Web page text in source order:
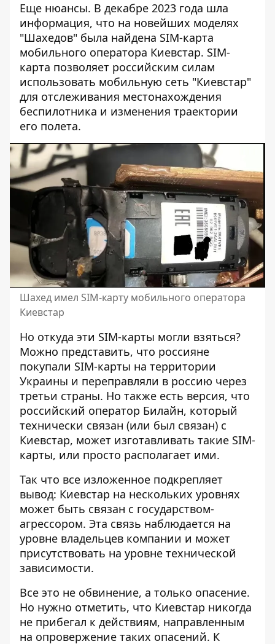
Еще нюансы. В декабре 2023 года шла
информация, что на новейших моделях
"Шахедов" была найдена SIM-карта
мобильного оператора Киевстар. SIM-
карта позволяет российским силам
использовать мобильную сеть "Киевстар"
для отслеживания местонахождения
беспилотника и изменения траектории
его полета.
Шахед имел SIM-карту мобильного оператора
Киевстар
Но откуда эти SIM-карты могли взяться?
Можно представить, что россияне
покупали SIM-карты на территории
Украины и переправляли в россию через
третьи страны. Но также есть версия, что
российский оператор Билайн, который
технически связан (или был связан) с
Киевстар, может изготавливать такие SIM-
карты, или просто располагает ими.
Так что все изложенное подкрепляет
вывод: Киевстар на нескольких уровнях
может быть связан с государством-
агрессором. Эта связь наблюдается на
уровне владельцев компании и может
присутствовать на уровне технической
зависимости.
Все это не обвинение, а только опасение.
Но нужно отметить, что Киевстар никогда
не прибегал к действиям, направленным
на опровержение таких опасений. К